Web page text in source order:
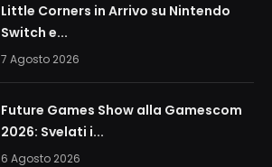
Little Corners in Arrivo su Nintendo
Switch e...
7 Agosto 2026
Future Games Show alla Gamescom
2026: Svelati i...
6 Agosto 2026